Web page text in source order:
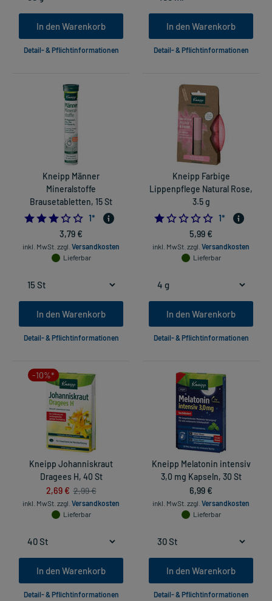
In den Warenkorb
Detail- & Pflichtinformationen
In den Warenkorb
Detail- & Pflichtinformationen
Kneipp Männer
Mineralstoffe
Brausetabletten, 15 St
3.0
1*
3,79 €
inkl. MwSt. zzgl. Versandkosten
Lieferbar
In den Warenkorb
Detail- & Pflichtinformationen
Kneipp Farbige
Lippenpflege Natural Rose,
3.5 g
1.0
1*
5,99 €
inkl. MwSt. zzgl. Versandkosten
Lieferbar
In den Warenkorb
Detail- & Pflichtinformationen
-10%*
Kneipp Johanniskraut
Dragees H, 40 St
2,69 € 2,99 €
inkl. MwSt. zzgl. Versandkosten
Lieferbar
In den Warenkorb
Detail- & Pflichtinformationen
Kneipp Melatonin intensiv
3,0 mg Kapseln, 30 St
6,99 €
inkl. MwSt. zzgl. Versandkosten
Lieferbar
In den Warenkorb
Detail- & Pflichtinformationen